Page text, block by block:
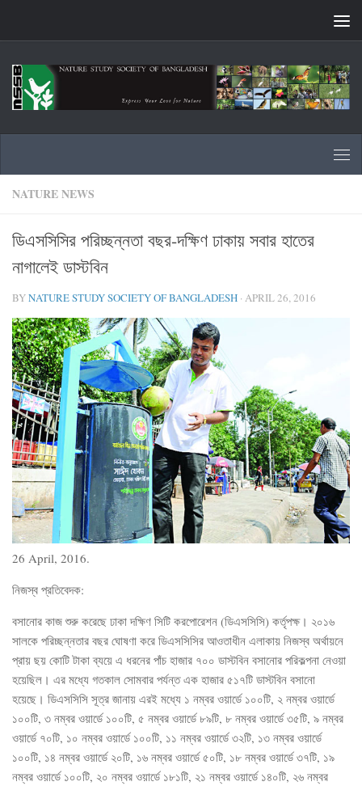
NATURE NEWS
ডিএসসিসির পরিচ্ছন্নতা বছর-দক্ষিণ ঢাকায় সবার হাতের
নাগালেই ডাস্টবিন
BYNATURE STUDY SOCIETY OF BANGLADESH · APRIL 26, 2016
26 April, 2016.
নিজস্ব প্রতিবেদক:
বসানোর কাজ শুরু করেছে ঢাকা দক্ষিণ সিটি করপোরেশন (ডিএসসিসি) কর্তৃপক্ষ। ২০১৬
সালকে পরিচ্ছন্নতার বছর ঘোষণা করে ডিএসসিসির আওতাধীন এলাকায় নিজস্ব অর্থায়নে
প্রায় ছয় কোটি টাকা ব্যয়ে এ ধরনের পাঁচ হাজার ৭০০ ডাস্টবিন বসানোর পরিকল্পনা নেওয়া
হয়েছিল। এর মধ্যে গতকাল সোমবার পর্যন্ত এক হাজার ৫১৭টি ডাস্টবিন বসানো
হয়েছে। ডিএসসিসি সূত্র জানায় এরই মধ্যে ১ নম্বর ওয়ার্ডে ১০০টি, ২ নম্বর ওয়ার্ডে
১০০টি, ৩ নম্বর ওয়ার্ডে ১০০টি, ৫ নম্বর ওয়ার্ডে ৮৯টি, ৮ নম্বর ওয়ার্ডে ৩৫টি, ৯ নম্বর
ওয়ার্ডে ৭০টি, ১০ নম্বর ওয়ার্ডে ১০০টি, ১১ নম্বর ওয়ার্ডে ৩২টি, ১৩ নম্বর ওয়ার্ডে
১০০টি, ১৪ নম্বর ওয়ার্ডে ২০টি, ১৬ নম্বর ওয়ার্ডে ৫০টি, ১৮ নম্বর ওয়ার্ডে ৩৭টি, ১৯
নম্বর ওয়ার্ডে ১০০টি, ২০ নম্বর ওয়ার্ডে ১৮১টি, ২১ নম্বর ওয়ার্ডে ১৪০টি, ২৬ নম্বর